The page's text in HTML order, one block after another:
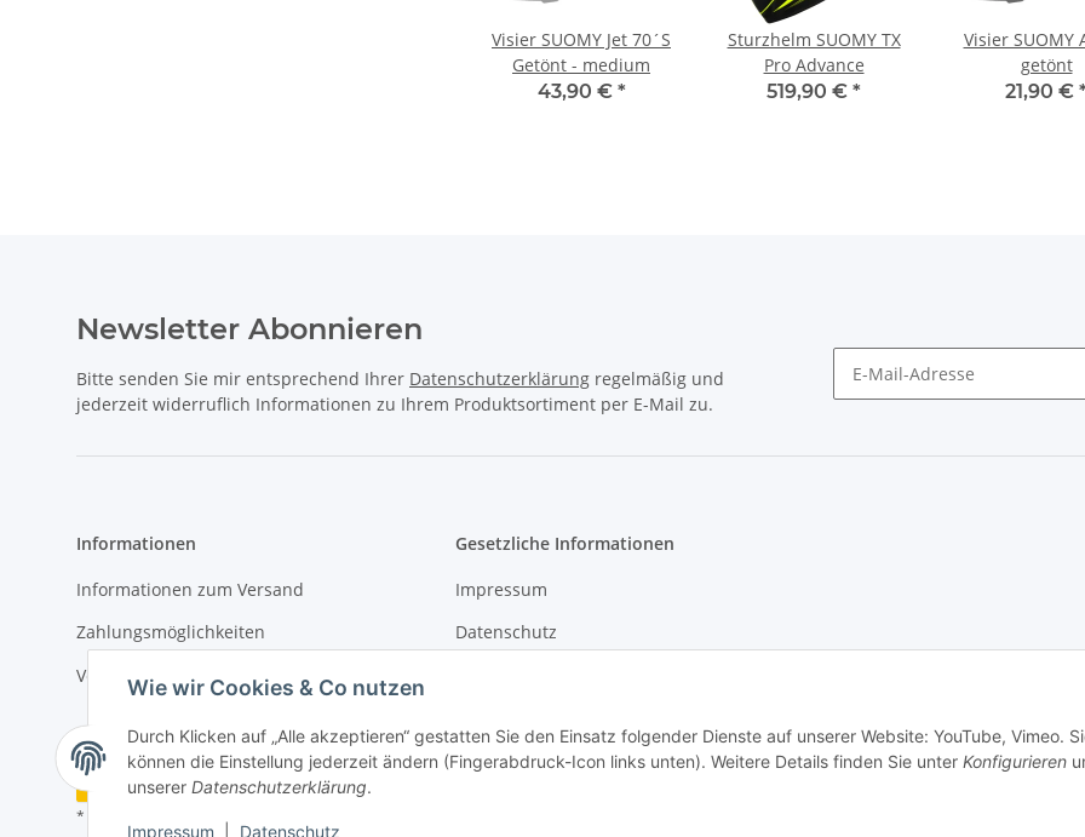
Wie wir Cookies & Co nutzen
Durch Klicken auf „Alle akzeptieren“ gestatten Sie den Einsatz folgender Dienste auf unserer Website: YouTube, Vimeo.
können die Einstellung jederzeit ändern (Fingerabdruck-Icon links unten). Weitere Details finden Sie unter Konfigurieren
unserer Datenschutzerklärung.
Impressum Datenschutz
Visier SUOMY Jet 70´S
Getönt - medium
43,90 € *
Sturzhelm SUOMY TX
Pro Advance
519,90 € *
Visier SUOMY
getönt
21,90 €
Newsletter Abonnieren
Bitte senden Sie mir entsprechend Ihrer Datenschutzerklärung regelmäßig und
jederzeit widerruflich Informationen zu Ihrem Produktsortiment per E-Mail zu.
Informationen
Informationen zum Versand
Zahlungsmöglichkeiten
Versandinformationen
Gesetzliche Informationen
Impressum
Datenschutz
Vertrag widerrufen
* Alle Preise inkl. gesetzlicher USt., zzgl.